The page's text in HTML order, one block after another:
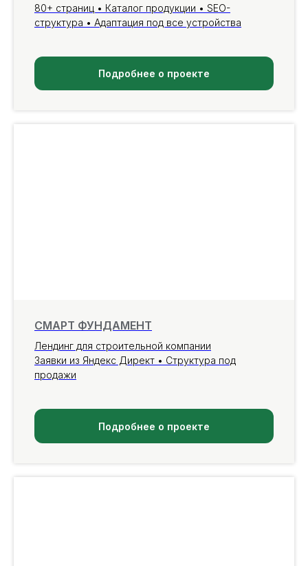
80+ страниц • Каталог продукции • SEO-
структура • Адаптация под все устройства
Подробнее о проекте
СМАРТ ФУНДАМЕНТ
Лендинг для строительной компании
Заявки из Яндекс Директ • Структура под
продажи
Подробнее о проекте